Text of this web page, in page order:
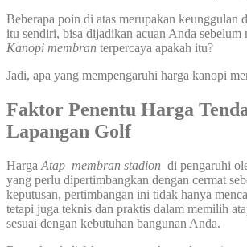
Beberapa poin di atas merupakan keunggulan
itu sendiri, bisa dijadikan acuan Anda sebelum
Kanopi membran terpercaya apakah itu?
Jadi, apa yang mempengaruhi harga kanopi
Faktor Penentu Harga
Lapangan Golf
Harga Atap membran stadion di pengaruhi
yang perlu dipertimbangkan dengan cermat
keputusan, pertimbangan ini tidak hanya
tetapi juga teknis dan praktis dalam memilih
sesuai dengan kebutuhan bangunan Anda.